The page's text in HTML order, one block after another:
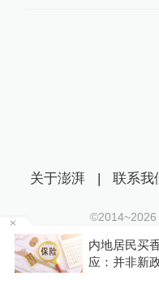
河南公安机
作弊犯罪行
关于澎湃 | 联系我
©2014~2026
沪ICP证：沪B2-
互联网新闻信息
沪公网